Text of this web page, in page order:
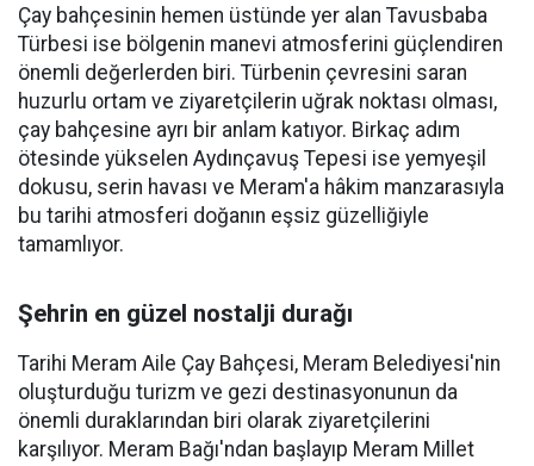
Çay bahçesinin hemen üstünde yer alan Tavusbaba
Türbesi ise bölgenin manevi atmosferini güçlendiren
önemli değerlerden biri. Türbenin çevresini saran
huzurlu ortam ve ziyaretçilerin uğrak noktası olması,
çay bahçesine ayrı bir anlam katıyor. Birkaç adım
ötesinde yükselen Aydınçavuş Tepesi ise yemyeşil
dokusu, serin havası ve Meram'a hâkim manzarasıyla
bu tarihi atmosferi doğanın eşsiz güzelliğiyle
tamamlıyor.
Şehrin en güzel nostalji durağı
Tarihi Meram Aile Çay Bahçesi, Meram Belediyesi'nin
oluşturduğu turizm ve gezi destinasyonunun da
önemli duraklarından biri olarak ziyaretçilerini
karşılıyor. Meram Bağı'ndan başlayıp Meram Millet